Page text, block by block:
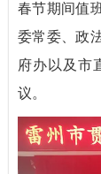
春节期间值
委常委、政
府办以及市
议。